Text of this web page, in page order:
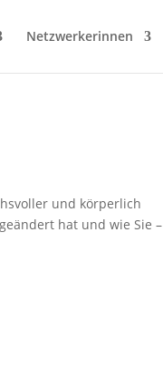
Netzwerkerinnen
und körperlich
hat und wie Sie –